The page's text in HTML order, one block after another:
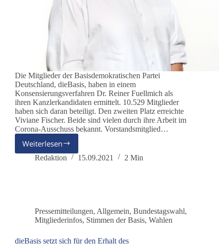
Die Mitglieder der Basisdemokratischen Partei
Deutschland, dieBasis, haben in einem
Konsensierungsverfahren Dr. Reiner Fuellmich als
ihren Kanzlerkandidaten ermittelt. 10.529 Mitglieder
haben sich daran beteiligt. Den zweiten Platz erreichte
Viviane Fischer. Beide sind vielen durch ihre Arbeit im
Corona-Ausschuss bekannt. Vorstandsmitglied…
Weiterlesen
dieBasis
konsensiert
Kanzlerkandidaten
Redaktion 15.09.2021 2 Min
Pressemitteilungen, Allgemein, Bundestagswahl,
Mitgliederinfos, Stimmen der Basis, Wahlen
dieBasis setzt sich für den Erhalt des